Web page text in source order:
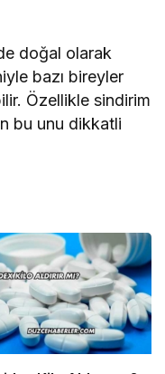
doğal olarak
bazı bireyler
Özellikle sindirim
bu unu dikkatli